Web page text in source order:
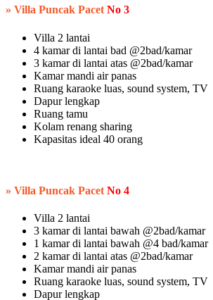
» Villa Puncak Pacet No 3
Villa 2 lantai
4 kamar di lantai bad @2bad/kamar
3 kamar di lantai atas @2bad/kamar
Kamar mandi air panas
Ruang karaoke luas, sound system, TV
Dapur lengkap
Ruang tamu
Kolam renang sharing
Kapasitas ideal 40 orang
» Villa Puncak Pacet No 4
Villa 2 lantai
3 kamar di lantai bawah @2bad/kamar
1 kamar di lantai bawah @4 bad/kamar
2 kamar di lantai atas @2bad/kamar
Kamar mandi air panas
Ruang karaoke luas, sound system, TV
Dapur lengkap